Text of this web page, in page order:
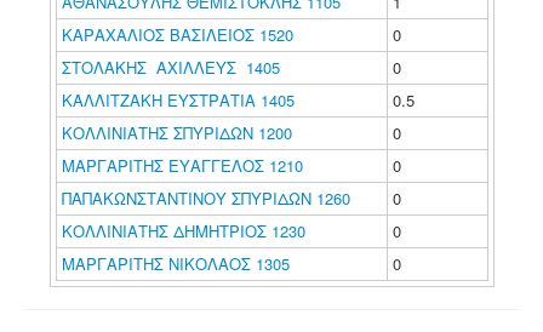
ΚΑΡΑΧΑΛΙΟΣ ΒΑΣΙΛΕΙΟΣ 1520
0
ΣΤΟΛΑΚΗΣ ΑΧΙΛΛΕΥΣ 1405
0
ΚΑΛΛΙΤΖΑΚΗ ΕΥΣΤΡΑΤΙΑ 1405
0.5
ΚΟΛΛΙΝΙΑΤΗΣ ΣΠΥΡΙΔΩΝ 1200
0
ΜΑΡΓΑΡΙΤΗΣ ΕΥΑΓΓΕΛΟΣ 1210
0
ΠΑΠΑΚΩΝΣΤΑΝΤΙΝΟΥ ΣΠΥΡΙΔΩΝ 1260
0
ΚΟΛΛΙΝΙΑΤΗΣ ΔΗΜΗΤΡΙΟΣ 1230
0
ΜΑΡΓΑΡΙΤΗΣ ΝΙΚΟΛΑΟΣ 1305
0